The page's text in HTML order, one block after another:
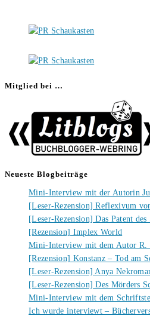
Mitglied bei …
Neueste Blogbeiträge
Mini-Interview mit der Autorin
[Leser-Rezension] Reflexivum
[Leser-Rezension] Das Patent
[Rezension] Implex World
Mini-Interview mit dem Autor R.
[Rezension] Konstanz – Tod am
[Leser-Rezension] Anya
[Leser-Rezension] Des Mörders
Mini-Interview mit dem
Ich wurde interviewt –